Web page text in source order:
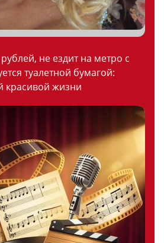
не ездит на метро с
туалетной бумагой:
красивой жизни